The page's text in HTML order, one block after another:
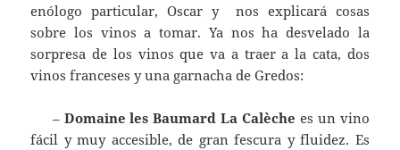
enólogo particular, Oscar y nos explicará cosas
sobre los vinos a tomar. Ya nos ha desvelado la
sorpresa de los vinos que va a traer a la cata, dos
vinos franceses y una garnacha de Gredos:
– Domaine les Baumard La Calèche es un vino
fácil y muy accesible, de gran fescura y fluidez. Es